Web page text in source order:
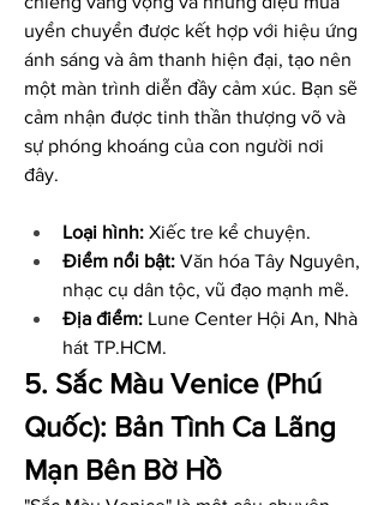
uyển chuyển được kết hợp với hiệu ứng
ánh sáng và âm thanh hiện đại, tạo nên
một màn trình diễn đầy cảm xúc. Bạn sẽ
cảm nhận được tinh thần thượng võ và
sự phóng khoáng của con người nơi
đây.
Loại hình: Xiếc tre kể chuyện.
Điểm nổi bật: Văn hóa Tây Nguyên,
nhạc cụ dân tộc, vũ đạo mạnh mẽ.
Địa điểm: Lune Center Hội An, Nhà
hát TP.HCM.
5. Sắc Màu Venice (Phú
Quốc): Bản Tình Ca Lãng
Mạn Bên Bờ Hồ